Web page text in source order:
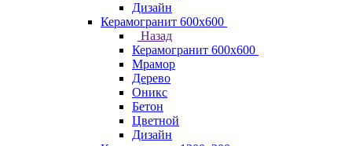
Дизайн
Керамогранит 600х600
Назад
Керамогранит 600х600
Мрамор
Дерево
Оникс
Бетон
Цветной
Дизайн